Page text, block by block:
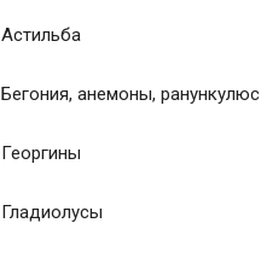
Астильба
Бегония, анемоны, ранункулюс
Георгины
Гладиолусы